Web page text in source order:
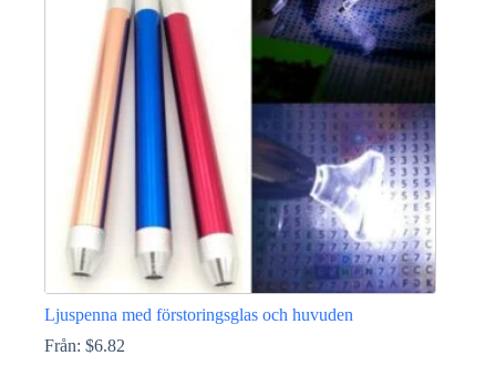
Ljuspenna med förstoringsglas och huvuden
Från: $6.82